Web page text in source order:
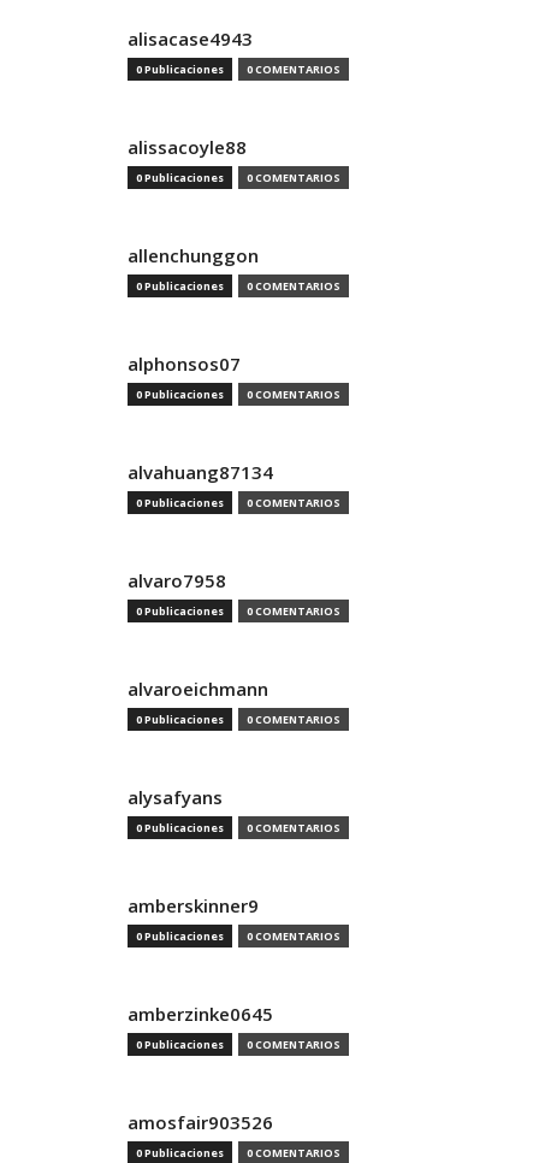
alisacase4943
0 Publicaciones 0 COMENTARIOS
alissacoyle88
0 Publicaciones 0 COMENTARIOS
allenchunggon
0 Publicaciones 0 COMENTARIOS
alphonsos07
0 Publicaciones 0 COMENTARIOS
alvahuang87134
0 Publicaciones 0 COMENTARIOS
alvaro7958
0 Publicaciones 0 COMENTARIOS
alvaroeichmann
0 Publicaciones 0 COMENTARIOS
alysafyans
0 Publicaciones 0 COMENTARIOS
amberskinner9
0 Publicaciones 0 COMENTARIOS
amberzinke0645
0 Publicaciones 0 COMENTARIOS
amosfair903526
0 Publicaciones 0 COMENTARIOS